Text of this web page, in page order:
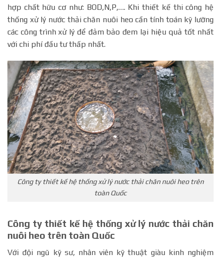
hợp chất hữu cơ như: BOD,N,P,…. Khi thiết kế thi công hệ
thống xử lý nước thải chăn nuôi heo cần tính toán kỹ lưỡng
các công trình xử lý để đảm bảo đem lại hiệu quả tốt nhất
với chi phí đầu tư thấp nhất.
Công ty thiết kế hệ thống xử lý nước thải chăn nuôi heo trên
toàn Quốc
Công ty thiết kế hệ thống xử lý nước thải chăn
nuôi heo trên toàn Quốc
Với đội ngũ kỹ sư, nhân viên kỹ thuật giàu kinh nghiệm